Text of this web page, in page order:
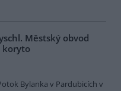
Městský obvod
koryto
Bylanka v Pardubicích v